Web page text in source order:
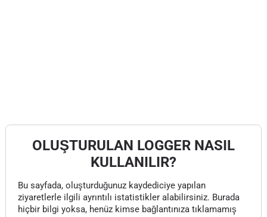
OLUŞTURULAN LOGGER NASIL
KULLANILIR?
Bu sayfada, oluşturduğunuz kaydediciye yapılan
ziyaretlerle ilgili ayrıntılı istatistikler alabilirsiniz. Burada
hiçbir bilgi yoksa, henüz kimse bağlantınıza tıklamamış